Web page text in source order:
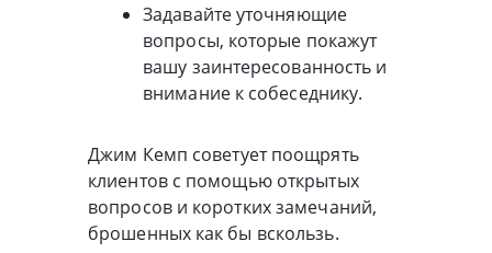
Задавайте уточняющие
вопросы, которые покажут
вашу заинтересованность и
внимание к собеседнику.
Джим Кемп советует поощрять
клиентов с помощью открытых
вопросов и коротких замечаний,
брошенных как бы вскользь.